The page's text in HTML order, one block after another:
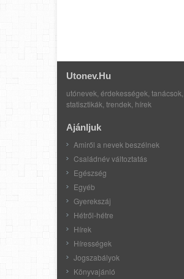
Utonev.hu
utónevek, érdekességek, tanácsok,
statisztikák, trendek, hírek
Ajánljuk
Amiről a nevek beszélnek
Családnév változtatás
Egészség
Egyéb
Gyerekszáj
Hétről-hétre
Hírek
Hírességek
Jogszabályok
Könyvajánló